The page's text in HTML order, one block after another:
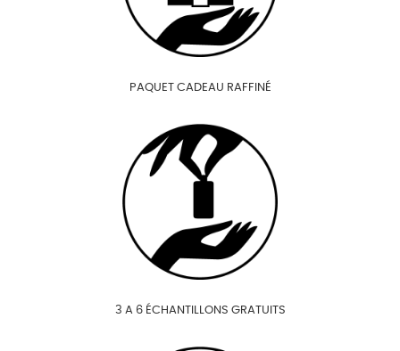
PAQUET CADEAU RAFFINÉ
3 A 6 ÉCHANTILLONS GRATUITS